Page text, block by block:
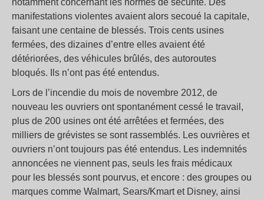
notamment concernant les normes de sécurité. Des
manifestations violentes avaient alors secoué la capitale,
faisant une centaine de blessés. Trois cents usines
fermées, des dizaines d’entre elles avaient été
détériorées, des véhicules brûlés, des autoroutes
bloqués. Ils n’ont pas été entendus.
Lors de l’incendie du mois de novembre 2012, de
nouveau les ouvriers ont spontanément cessé le travail,
plus de 200 usines ont été arrêtées et fermées, des
milliers de grévistes se sont rassemblés. Les ouvrières et
ouvriers n’ont toujours pas été entendus. Les indemnités
annoncées ne viennent pas, seuls les frais médicaux
pour les blessés sont pourvus, et encore : des groupes ou
marques comme Walmart, Sears/Kmart et Disney, ainsi